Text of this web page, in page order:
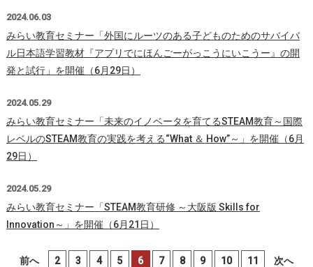
2024.06.03
みらい教育セミナー「外国にルーツのある子どものためのサバイバ
ル日本語学習教材『アプリでにほんごーがっこうにいこうー』の開
発と試行」を開催（6月29日）
2024.05.29
みらい教育セミナー「未来のイノベータを育てるSTEAM教育～国際
レベルのSTEAM教育の実践を考える“What ＆ How”～」を開催（6月
29日）
2024.05.29
みらい教育セミナー「STEAM教育研修 ～大阪版 Skills for
Innovation～」を開催（6月21日）
前へ 2 3 4 5 6 7 8 9 10 11 次へ